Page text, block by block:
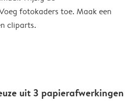
fotokaders toe. Maak een
cliparts.
uit 3 papierafwerkingen